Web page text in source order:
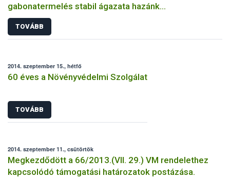
gabonatermelés stabil ágazata hazánk
mezőgazdaságának
TOVÁBB
2014. szeptember 15., hétfő
60 éves a Növényvédelmi Szolgálat
TOVÁBB
2014. szeptember 11., csütörtök
Megkezdődött a 66/2013.(VII. 29.) VM rendelethez
kapcsolódó támogatási határozatok postázása.